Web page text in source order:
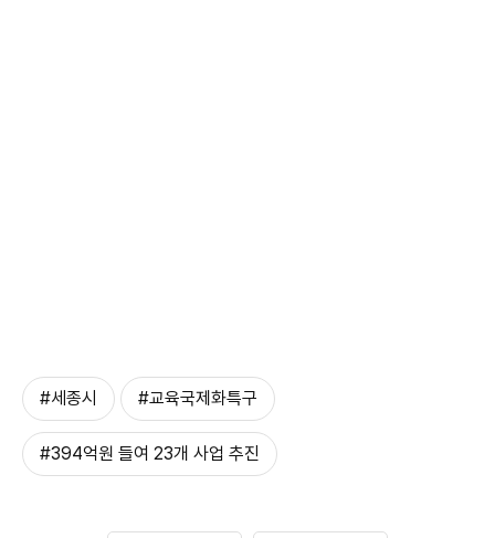
#세종시 #교육국제화특구
#394억원 들여 23개 사업 추진